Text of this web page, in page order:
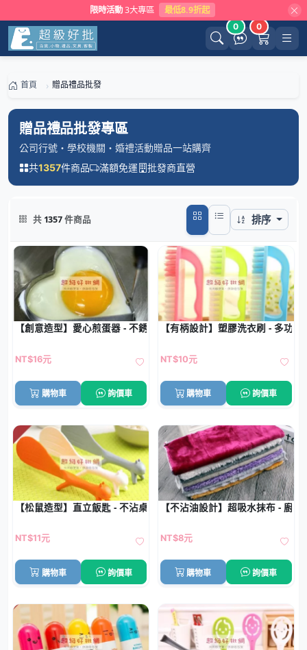
限時活動 3大專區 最低8.9折起
0 0
首頁 贈品禮品批發
贈品禮品批發專區
公司行號・學校機關・婚禮活動贈品一站購齊
共1357件商品 滿額免運 批發商直營
共 1357件商品 排序
【創意造型】愛心煎蛋器 - 不銹鋼煎蛋模具
NT$16元
購物車 詢價車
【有柄設計】塑膠洗衣刷 - 多功
NT$10元
購物車 詢價車
【松鼠造型】直立飯匙 - 不沾桌創意廚房用具
NT$11元
購物車 詢價車
【不沾油設計】超吸水抹布 - 廚房
NT$8元
購物車 詢價車